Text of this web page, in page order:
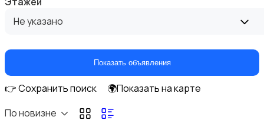
Прочие строения
Не указано
Показать объявления
👉 Сохранить поиск
🌍Показать на карте
По новизне